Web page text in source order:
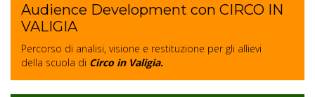
Audience Development con CIRCO IN
VALIGIA
Percorso di analisi, visione e restituzione per gli allievi
della scuola di Circo in Valigia.